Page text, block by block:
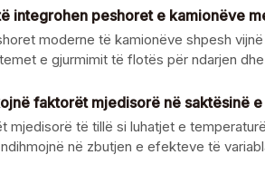
integrohen peshoret e kamionëve
moderne të kamionëve shpesh
e gjurmimit të flotës për ndarjen
faktorët mjedisorë në saktësinë
mjedisorë të tillë si luhatjet e
në zbutjen e efekteve të